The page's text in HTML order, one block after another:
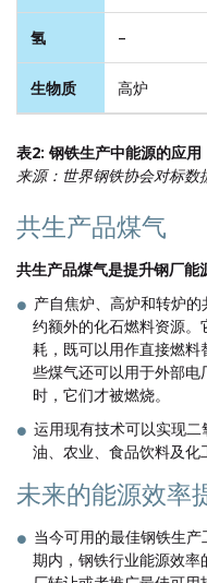
氢 –
生物质 高炉
表2: 钢铁生产中能源的应用
来源：世界钢铁协会对标数
共生产品煤气
共生产品煤气是提升钢厂能
产自焦炉、高炉和转炉
约额外的化石燃料资源
耗，既可以用作直接燃
些煤气还可以用于外部
时，它们才被燃烧。
运用现有技术可以实现
油、农业、食品饮料及
未来的能源效率
当今可用的最佳钢铁生
期内，钢铁行业能源效